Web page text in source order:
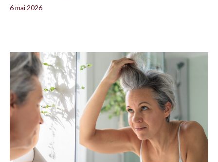
6 mai 2026